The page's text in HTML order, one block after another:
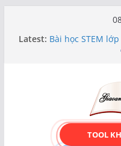
Latest:
TRẢI NGHIỆM
KÉO THẢ –
Bài học STEM
Hướng dẫn chi
tìm, sửa, xóa và
Bài học STEM
TẠO FORM
CAO & XUẤT
TOOL